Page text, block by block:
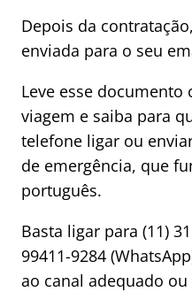
Depois da
enviada para o seu
Leve esse documento
viagem e saiba para
telefone ligar ou
de emergência, que
português.
Basta ligar para (11)
99411-9284
ao canal adequado